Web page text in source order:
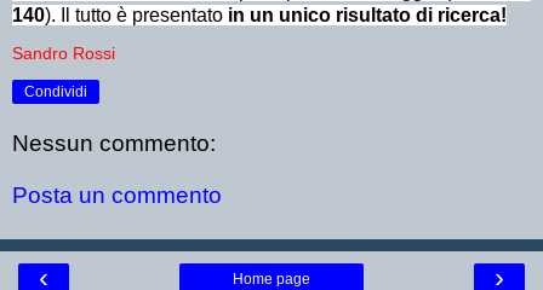
140). Il tutto è presentato in un unico risultato di ricerca!
Sandro Rossi
Condividi
Nessun commento:
Posta un commento
‹ ›
Home page